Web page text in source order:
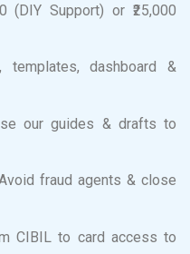
(DIY Support) or ₹25,000
dashboard &
our guides & drafts to
fraud agents & close
CIBIL to card access to